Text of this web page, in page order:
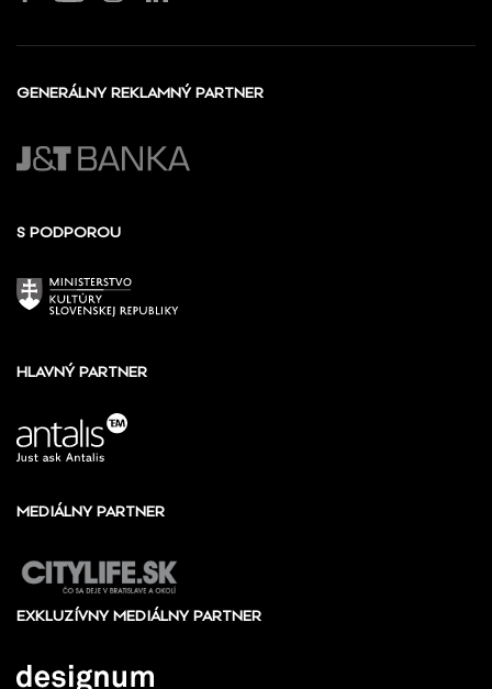
GENERÁLNY REKLAMNÝ PARTNER
S PODPOROU
HLAVNÝ PARTNER
MEDIÁLNY PARTNER
EXKLUZÍVNY MEDIÁLNY PARTNER